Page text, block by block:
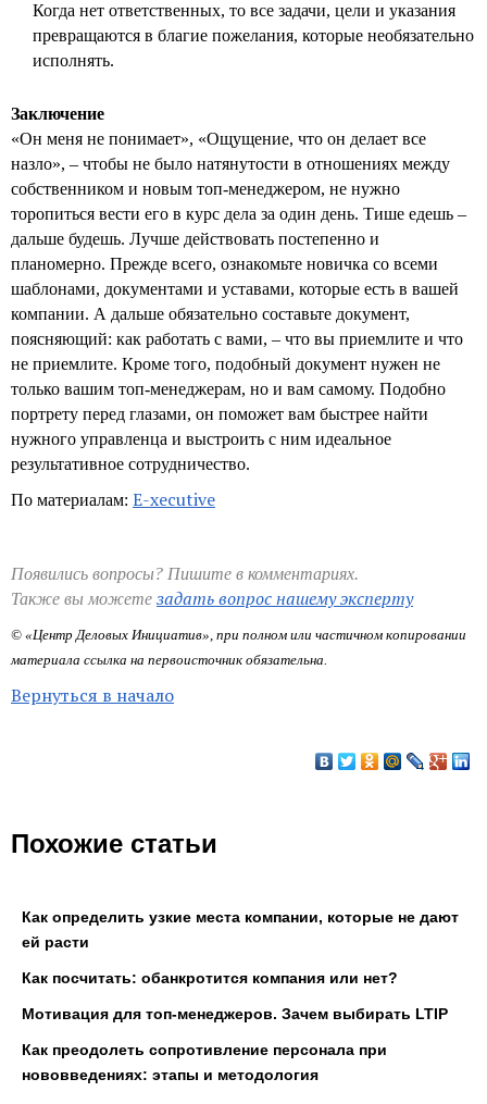
Когда нет ответственных, то все задачи, цели и указания
превращаются в благие пожелания, которые необязательно
исполнять.
Заключение
«Он меня не понимает», «Ощущение, что он делает все
назло», – чтобы не было натянутости в отношениях между
собственником и новым топ-менеджером, не нужно
торопиться вести его в курс дела за один день. Тише едешь –
дальше будешь. Лучше действовать постепенно и
планомерно. Прежде всего, ознакомьте новичка со всеми
шаблонами, документами и уставами, которые есть в вашей
компании. А дальше обязательно составьте документ,
поясняющий: как работать с вами, – что вы приемлите и что
не приемлите. Кроме того, подобный документ нужен не
только вашим топ-менеджерам, но и вам самому. Подобно
портрету перед глазами, он поможет вам быстрее найти
нужного управленца и выстроить с ним идеальное
результативное сотрудничество.
По материалам: E-xecutive
Появились вопросы? Пишите в комментариях.
Также вы можете задать вопрос нашему эксперту
© «Центр Деловых Инициатив», при полном или частичном копировании
материала ссылка на первоисточник обязательна.
Вернуться в начало
Похожие статьи
Как определить узкие места компании, которые не дают
ей расти
Как посчитать: обанкротится компания или нет?
Мотивация для топ-менеджеров. Зачем выбирать LTIP
Как преодолеть сопротивление персонала при
нововведениях: этапы и методология